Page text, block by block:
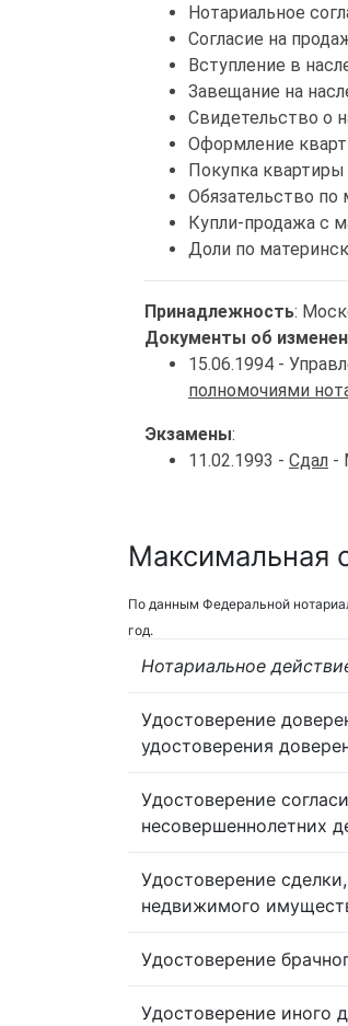
Нотариальное
Согласие на
Вступление в
Завещание на
Свидетельство о
Оформление
Покупка квартиры
Обязательство по
Купли-продажа с
Доли по
Принадлежность:
Документы об
15.06.1994 -
полномочиями
Экзамены:
11.02.1993 - Сдал -
Максимальная
По данным Федеральной
год.
Нотариальное
Удостоверение
удостоверения
Удостоверение
несовершеннолетних
Удостоверение
недвижимого
Удостоверение
Удостоверение иного